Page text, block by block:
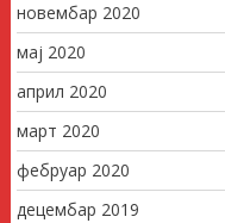
новембар 2020
мај 2020
април 2020
март 2020
фебруар 2020
децембар 2019